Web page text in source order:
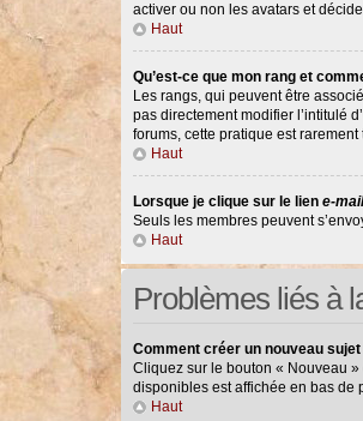
activer ou non les avatars et
Haut
Qu’est-ce que mon rang et
Les rangs, qui peuvent être
pas directement modifier l’intitulé
forums, cette pratique est
Haut
Lorsque je clique sur le lien e-mail
Seuls les membres peuvent
Haut
Problèmes liés à
Comment créer un nouveau
Cliquez sur le bouton « Nouveau
disponibles est affichée en bas de
Haut